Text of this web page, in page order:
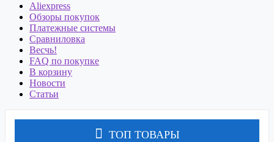
Aliexpress
Обзоры покупок
Платежные системы
Сравниловка
Весчь!
FAQ по покупке
В корзину
Новости
Статьи
ТОП ТОВАРЫ